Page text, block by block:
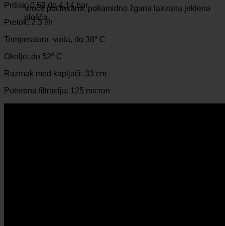
Vroče pocinkana, poliamidno žgana lakirana jeklena
plošča.
Pritisk: 0,59 do 4,14 bar
Pretok: 2,3 l/h
Temperatura: voda, do 38º C
Okolje: do 52º C
Razmak med kapljači: 33 cm
Potrebna filtracija: 125 micron